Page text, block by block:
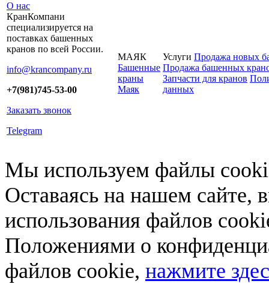
О нас
КранКомпани
специализируется на
поставках башенных
кранов по всей России.
info@krancompany.ru
+7(981)745-53-00
Заказать звонок
Telegram
МАЯК
Башенные
краны
Маяк
Услуги Продажа новых
Продажа башенных
Запчасти для кранов
данных
Мы используем файлы
Оставаясь на нашем сайте,
использования файлов
Положениями о
файлов cookie, нажмите